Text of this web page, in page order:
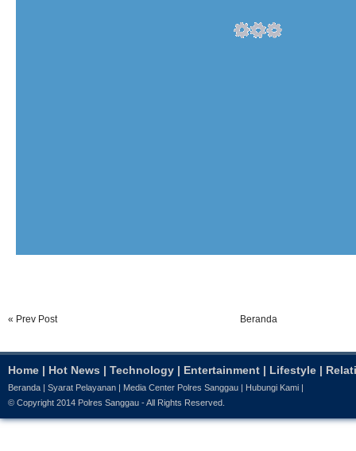
« Prev Post Beranda
Home | Hot News | Technology | Entertainment | Lifestyle |
Beranda Syarat Pelayanan Media Center Polres Sanggau Hubungi Kami
© Copyright 2014 Polres Sanggau - All Rights Reserved.